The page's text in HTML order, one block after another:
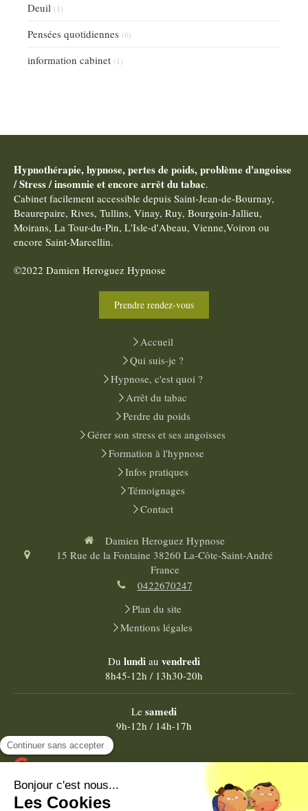
Deuil (1)
Pensées quotidiennes (6)
information cabinet (1)
Hypnothérapie, hypnose, pertes de poids, problème d'angoisse
/ Stress / insomnie et encore arrêt du tabac.
Cabinet facilement accessible depuis Saint-Jean-de-Bournay,
Beaurepaire, Rives, Tullins, Vinay, Ruy, Bourgoin-Jallieu,
Moirans, La Tour-du-Pin, L'Isle-d'Abeau, Vienne,Voiron ou
encore Saint-Marcellin.
©2022 Damien Heroguez Hypnose
Prendre rendez-vous
Accueil
Qui suis-je ?
Hypnose, c'est quoi ?
Arrêt du tabac
Perdre du poids
Gérer son stress et ses angoisses
Formation à l'hypnose
Infos pratiques
Témoignages
Contact
Damien Heroguez Hypnose
15 Rue de la Fontaine 38260 La-Côte-Saint-André
France
0422670247
Plan du site
Mentions légales
Du lundi au vendredi
8h45-12h / 13h30-20h
Le samedi
9h-12h / 14h-17h
Google